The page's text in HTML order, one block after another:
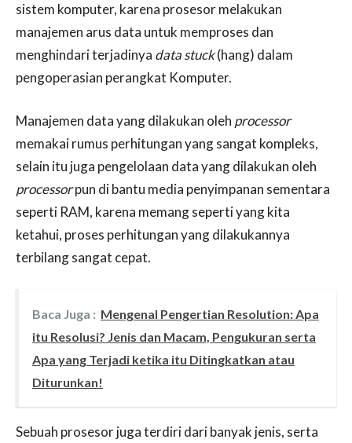
sistem komputer, karena prosesor melakukan
manajemen arus data untuk memproses dan
menghindari terjadinya data stuck(hang) dalam
pengoperasian perangkat Komputer.
Manajemen data yang dilakukan oleh processor
memakai rumus perhitungan yang sangat kompleks,
selain itu juga pengelolaan data yang dilakukan oleh
processorpun di bantu media penyimpanan sementara
seperti RAM, karena memang seperti yang kita
ketahui, proses perhitungan yang dilakukannya
terbilang sangat cepat.
Baca Juga : Mengenal Pengertian Resolution: Apa
itu Resolusi? Jenis dan Macam, Pengukuran serta
Apa yang Terjadi ketika itu Ditingkatkan atau
Diturunkan!
Sebuah prosesor juga terdiri dari banyak jenis, serta